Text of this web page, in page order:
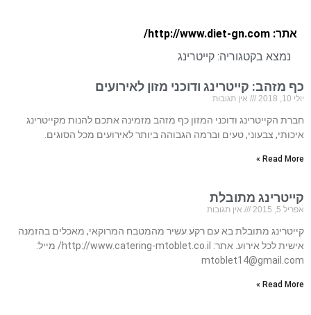
אתר: http://www.diet-gn.com/
נמצא בקטגוריה: קייטרינג
כף מזהב: קייטרינג ודוכני מזון לאירועים
יולי 10, 2018 אין תגובות
חברת הקייטרינג ודוכני המזון כף מזהב מזמינה אתכם להנות מקייטרינג
איכותי, צבעוני, טעים וברמה הגבוהה ביותר לאירועים מכל הסוגים.
Read More »
קייטרינג מתובלת
אפריל 5, 2015 אין תגובות
קייטרינג מתובלת בא עם רקע עשיר מהמטבח המרוקאי, מאכלים בהזמנה
אישית לכל אירוע. אתר: http://www.catering-mtoblet.co.il/ מייל:
mtoblet14@gmail.com
Read More »